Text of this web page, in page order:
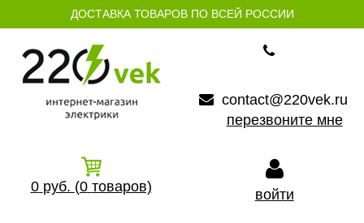
ДОСТАВКА ТОВАРОВ ПО ВСЕЙ РОССИИ
contact@220vek.ru
перезвоните мне
0 руб. (0 товаров) войти